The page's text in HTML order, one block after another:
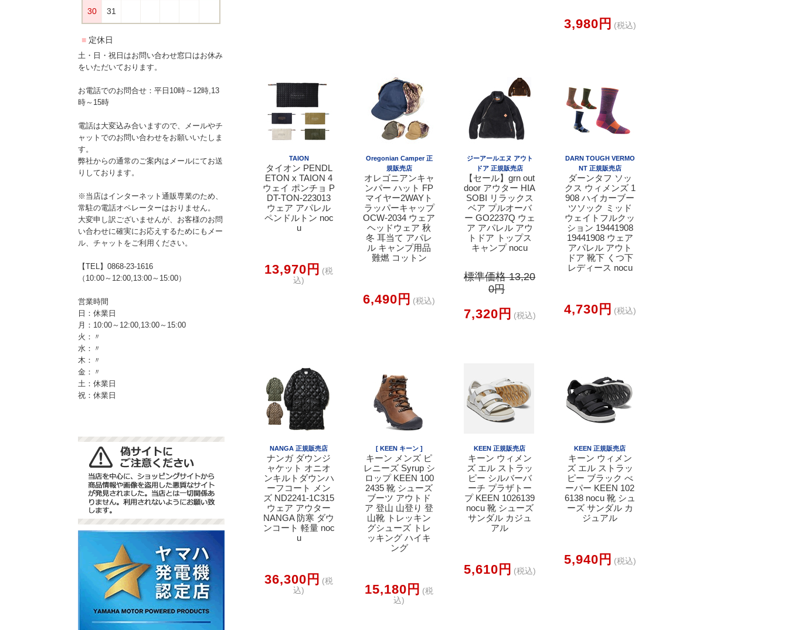
土・日・祝日はお問い合わせ窓口はお休み
をいただいております。
お電話でのお問合せ：平日10時～12時,13
時～15時
電話は大変込み合いますので、メールやチ
ャットでのお問い合わせをお願いいたしま
す。
弊社からの通常のご案内はメールにてお送
りしております。
※当店はインターネット通販専業のため、
常駐の電話オペレーターはおりません。
大変申し訳ございませんが、お客様のお問
い合わせに確実にお応えするためにもメー
ル、チャットをご利用ください。
【TEL】0868-23-1616
（10:00～12:00,13:00～15:00）
営業時間
日：休業日
月：10:00～12:00,13:00～15:00
火：〃
水：〃
木：〃
金：〃
土：休業日
祝：休業日
3,980円 (税込)
TAION
タイオン PENDL
ETON x TAION 4
ウェイ ポンチョ P
DT-TON-223013
ウェア アパレル
ペンドルトン noc
u
13,970円 (税
込)
Oregonian Camper 正
規販売店
オレゴニアンキャ
ンパー ハット FP
マイヤー2WAYト
ラッパーキャップ
OCW-2034 ウェア
ヘッドウェア 秋
冬 耳当て アパレ
ル キャンプ用品
難燃 コットン
6,490円 (税込)
ジーアールエヌ アウト
ドア 正規販売店
【セール】grn out
door アウター HIA
SOBI リラックス
ベア プルオーバ
ー GO2237Q ウェ
ア アパレル アウ
トドア トップス
キャンプ nocu
標準価格 13,20
0円
7,320円 (税込)
DARN TOUGH VERMO
NT 正規販売店
ダーンタフ ソッ
クス ウィメンズ 1
908 ハイカーブー
ツソック ミッド
ウェイトフルクッ
ション 19441908
19441908 ウェア
アパレル アウト
ドア 靴下 くつ下
レディース nocu
4,730円 (税込)
NANGA 正規販売店
ナンガ ダウンジ
ャケット オニオ
ンキルトダウンハ
ーフコート メン
ズ ND2241-1C315
ウェア アウター
NANGA 防寒 ダウ
ンコート 軽量 noc
u
36,300円 (税
込)
[ KEEN キーン ]
キーン メンズ ピ
レニーズ Syrup シ
ロップ KEEN 100
2435 靴 シューズ
ブーツ アウトド
ア 登山 山登り 登
山靴 トレッキン
グシューズ トレ
ッキング ハイキ
ング
15,180円 (税
込)
KEEN 正規販売店
キーン ウィメン
ズ エル ストラッ
ピー シルバーバ
ーチ プラザトー
プ KEEN 1026139
nocu 靴 シューズ
サンダル カジュ
アル
5,610円 (税込)
KEEN 正規販売店
キーン ウィメン
ズ エル ストラッ
ピー ブラック べ
ーパー KEEN 102
6138 nocu 靴 シュ
ーズ サンダル カ
ジュアル
5,940円 (税込)